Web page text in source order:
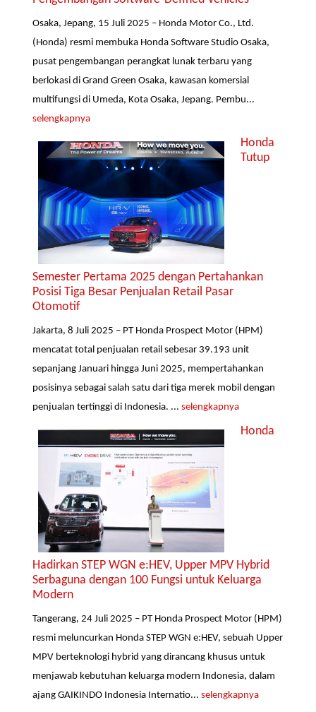
Osaka, Jepang, 15 Juli 2025 – Honda Motor Co., Ltd.
(Honda) resmi membuka Honda Software Studio Osaka,
pusat pengembangan perangkat lunak terbaru yang
berlokasi di Grand Green Osaka, kawasan komersial
multifungsi di Umeda, Kota Osaka, Jepang. Pembu...
selengkapnya
Honda
Tutup
Semester Pertama 2025 dengan Pertahankan
Posisi Tiga Besar Penjualan Retail Pasar
Otomotif
Jakarta, 8 Juli 2025 – PT Honda Prospect Motor (HPM)
mencatat total penjualan retail sebesar 39.193 unit
sepanjang Januari hingga Juni 2025, mempertahankan
posisinya sebagai salah satu dari tiga merek mobil dengan
penjualan tertinggi di Indonesia. ...selengkapnya
Honda
Hadirkan STEP WGN e:HEV, Upper MPV Hybrid
Serbaguna dengan 100 Fungsi untuk Keluarga
Modern
Tangerang, 24 Juli 2025 – PT Honda Prospect Motor (HPM)
resmi meluncurkan Honda STEP WGN e:HEV, sebuah Upper
MPV berteknologi hybrid yang dirancang khusus untuk
menjawab kebutuhan keluarga modern Indonesia, dalam
ajang GAIKINDO Indonesia Internatio...selengkapnya